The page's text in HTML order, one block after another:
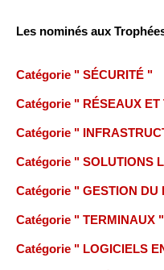
Les nominés aux
Catégorie " SÉCURITÉ "
Catégorie " RÉSEAUX ET
Catégorie "
Catégorie " SOLUTIONS
Catégorie " GESTION DU
Catégorie " TERMINAUX "
Catégorie " LOGICIELS